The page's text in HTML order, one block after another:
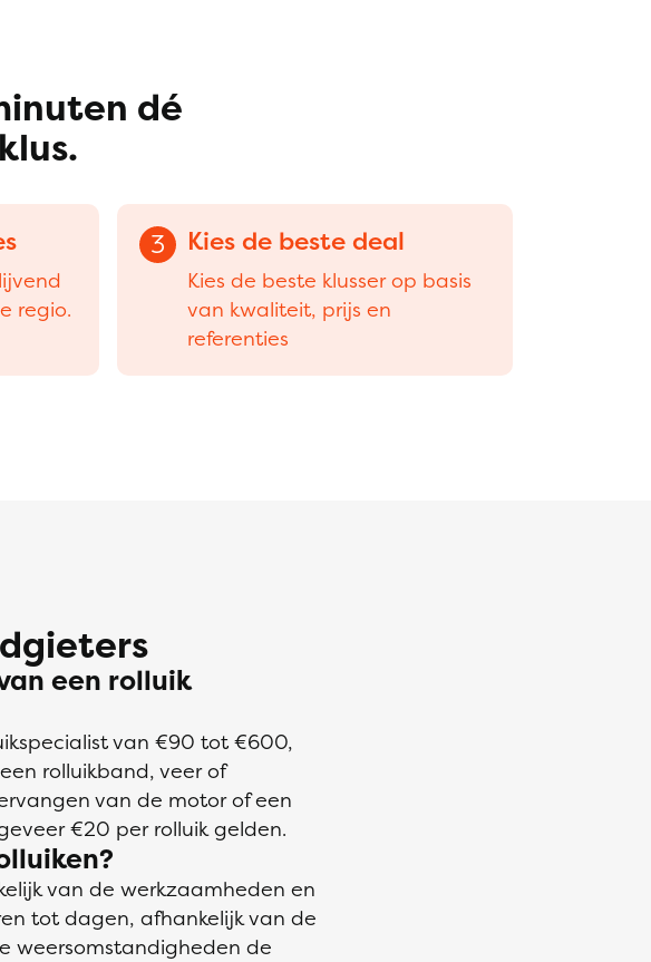
dé
regio.
3 Kies de beste deal
Kies de beste klusser op basis
van kwaliteit, prijs en
referenties
een rolluik
van €90 tot €600,
rolluikband, veer of
van de motor of een
€20 per rolluik gelden.
van de werkzaamheden en
tot dagen, afhankelijk van de
weersomstandigheden de